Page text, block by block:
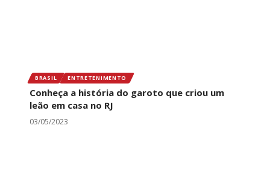
BRASIL ENTRETENIMENTO
Conheça a história do garoto que criou um
leão em casa no RJ
03/05/2023